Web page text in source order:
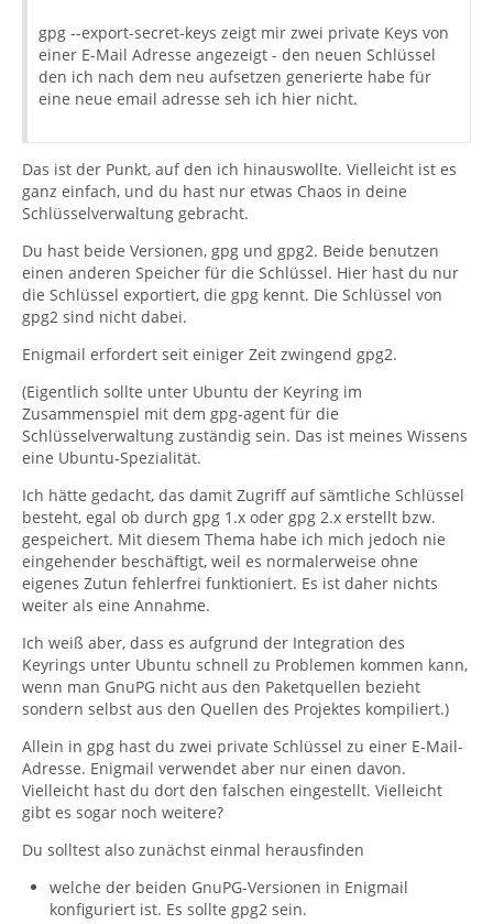
gpg --export-secret-keys zeigt mir zwei private Keys von
einer E-Mail Adresse angezeigt - den neuen Schlüssel
den ich nach dem neu aufsetzen generierte habe für
eine neue email adresse seh ich hier nicht.
Das ist der Punkt, auf den ich hinauswollte. Vielleicht ist es
ganz einfach, und du hast nur etwas Chaos in deine
Schlüsselverwaltung gebracht.
Du hast beide Versionen, gpg und gpg2. Beide benutzen
einen anderen Speicher für die Schlüssel. Hier hast du nur
die Schlüssel exportiert, die gpg kennt. Die Schlüssel von
gpg2 sind nicht dabei.
Enigmail erfordert seit einiger Zeit zwingend gpg2.
(Eigentlich sollte unter Ubuntu der Keyring im
Zusammenspiel mit dem gpg-agent für die
Schlüsselverwaltung zuständig sein. Das ist meines Wissens
eine Ubuntu-Spezialität.
Ich hätte gedacht, das damit Zugriff auf sämtliche Schlüssel
besteht, egal ob durch gpg 1.x oder gpg 2.x erstellt bzw.
gespeichert. Mit diesem Thema habe ich mich jedoch nie
eingehender beschäftigt, weil es normalerweise ohne
eigenes Zutun fehlerfrei funktioniert. Es ist daher nichts
weiter als eine Annahme.
Ich weiß aber, dass es aufgrund der Integration des
Keyrings unter Ubuntu schnell zu Problemen kommen kann,
wenn man GnuPG nicht aus den Paketquellen bezieht
sondern selbst aus den Quellen des Projektes kompiliert.)
Allein in gpg hast du zwei private Schlüssel zu einer E-Mail-
Adresse. Enigmail verwendet aber nur einen davon.
Vielleicht hast du dort den falschen eingestellt. Vielleicht
gibt es sogar noch weitere?
Du solltest also zunächst einmal herausfinden
welche der beiden GnuPG-Versionen in Enigmail
konfiguriert ist. Es sollte gpg2 sein.